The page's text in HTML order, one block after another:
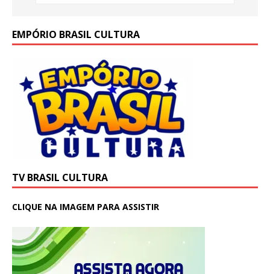
EMPÓRIO BRASIL CULTURA
TV BRASIL CULTURA
CLIQUE NA IMAGEM PARA ASSISTIR